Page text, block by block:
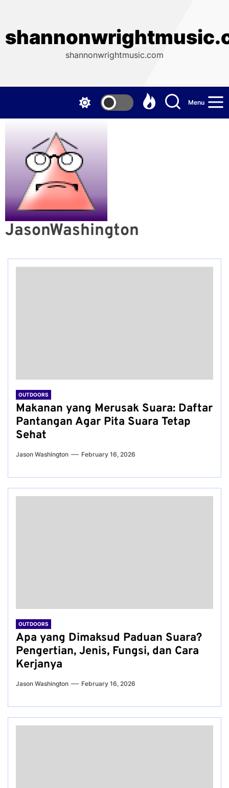
content
shannonwrightmusic.com
Menu
JasonWashington
OUTDOORS
Makanan yang Merusak Suara: Daftar
Pantangan Agar Pita Suara Tetap
Sehat
Jason Washington February 16, 2026
OUTDOORS
Apa yang Dimaksud Paduan Suara?
Pengertian, Jenis, Fungsi, dan Cara
Kerjanya
Jason Washington February 16, 2026